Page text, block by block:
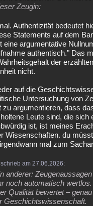
Zeugin:
Authentizität bedeutet
Statements auf dem
eine argumentative
authentisch." Das
der
nicht.
auf die
Untersuchung von
zu argumentieren, dass
Leute sind, die sich
ist, ist meines
Wissenschaften. du
mal zum
am 27.06.2026:
anderer:
noch automatisch
Qualität bewertet –
Geschichtswissenschaft.